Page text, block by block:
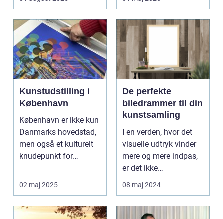
Kunstudstilling i
København
København er ikke kun
Danmarks hovedstad,
men også et kulturelt
knudepunkt for
02 maj 2025
De perfekte
biledrammer til din
kunstsamling
I en verden, hvor det
visuelle udtryk vinder
mere og mere indpas,
er det ikke
overraskende, at
biled...
08 maj 2024